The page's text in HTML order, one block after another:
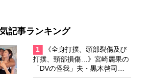
記事ランキング
1
《全身打撲、頭部裂傷及び
打撲、頸部損傷…》宮崎麗果の
「DVの怪我」夫・黒木啓司の
逮捕で始まる「夫婦の闘争」